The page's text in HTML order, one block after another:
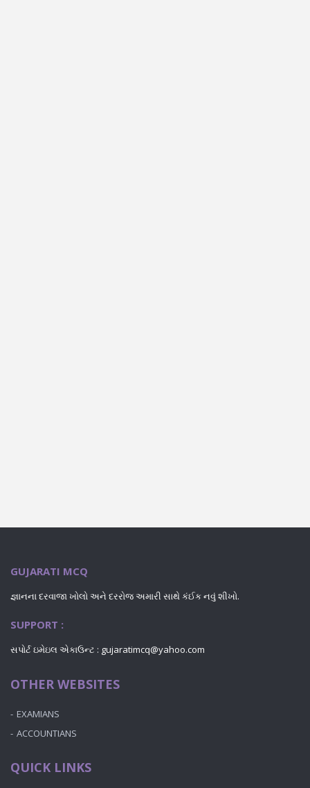
GUJARATI MCQ
જ્ઞાનના દરવાજા ખોલો અને દરરોજ અમારી સાથે કંઈક નવું શીખો.
SUPPORT :
સપોર્ટ ઇમેઇલ એકાઉન્ટ : gujaratimcq@yahoo.com
OTHER WEBSITES
EXAMIANS
ACCOUNTIANS
QUICK LINKS